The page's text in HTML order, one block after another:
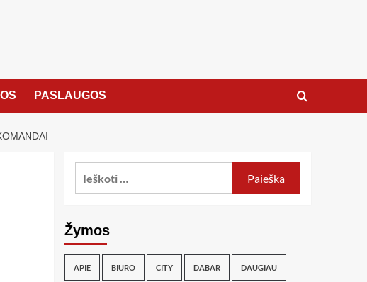
PASLAUGOS
Žymos
APIE BIURO CITY DABAR DAUGIAU